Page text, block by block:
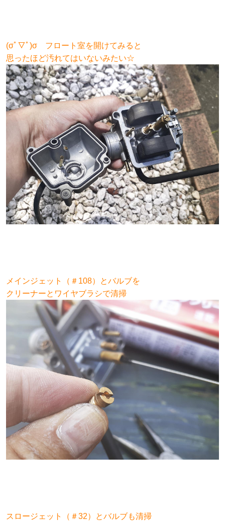
(σﾟ▽ﾟ)σ フロート室を開けてみると
思ったほど汚れてはいないみたい☆
メインジェット（＃108）とバルブを
クリーナーとワイヤブラシで清掃
スロージェット（＃32）とバルブも清掃